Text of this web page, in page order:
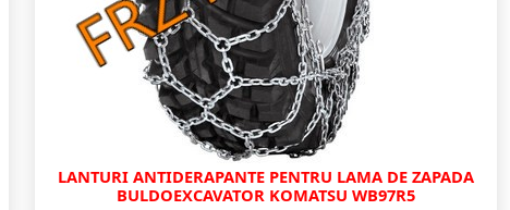
LANTURI ANTIDERAPANTE PENTRU LAMA DE ZAPADA
BULDOEXCAVATOR KOMATSU WB97R5